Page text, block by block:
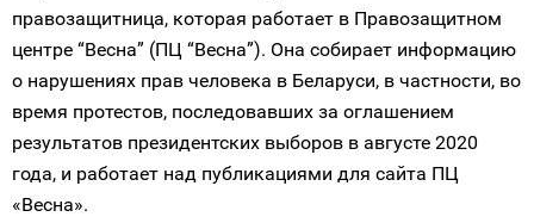
правозащитница, которая работает в Правозащитном
центре “Весна” (ПЦ “Весна”). Она собирает информацию
о нарушениях прав человека в Беларуси, в частности, во
время протестов, последовавших за оглашением
результатов президентских выборов в августе 2020
года, и работает над публикациями для сайта ПЦ
«Весна».